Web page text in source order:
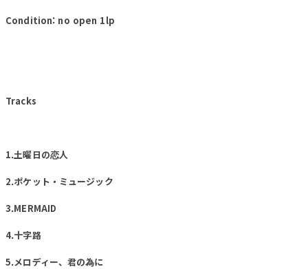
Condition: no open 1lp
Tracks
1.土曜日の恋人
2.ポケット・ミュージック
3.MERMAID
4.十字路
5.メロディー、君の為に